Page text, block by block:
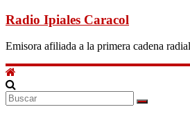
Radio Ipiales Caracol
Emisora afiliada a la primera cadena